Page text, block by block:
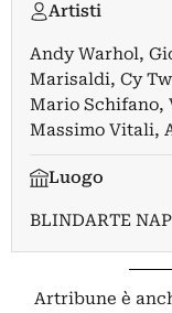
Artisti
Andy Warhol,
Marisaldi, Cy
Mario Schifano,
Massimo Vitali,
Luogo
BLINDARTE
Artribune è